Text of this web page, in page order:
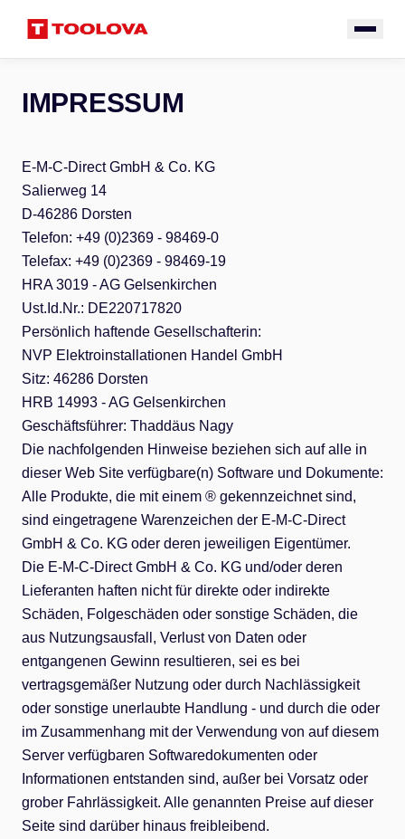
IMPRESSUM
E-M-C-Direct GmbH & Co. KG
Salierweg 14
D-46286 Dorsten
Telefon: +49 (0)2369 - 98469-0
Telefax: +49 (0)2369 - 98469-19
HRA 3019 - AG Gelsenkirchen
Ust.Id.Nr.: DE220717820
Persönlich haftende Gesellschafterin:
NVP Elektroinstallationen Handel GmbH
Sitz: 46286 Dorsten
HRB 14993 - AG Gelsenkirchen
Geschäftsführer: Thaddäus Nagy
Die nachfolgenden Hinweise beziehen sich auf alle in
dieser Web Site verfügbare(n) Software und Dokumente:
Alle Produkte, die mit einem ® gekennzeichnet sind,
sind eingetragene Warenzeichen der E-M-C-Direct
GmbH & Co. KG oder deren jeweiligen Eigentümer.
Die E-M-C-Direct GmbH & Co. KG und/oder deren
Lieferanten haften nicht für direkte oder indirekte
Schäden, Folgeschäden oder sonstige Schäden, die
aus Nutzungsausfall, Verlust von Daten oder
entgangenen Gewinn resultieren, sei es bei
vertragsgemäßer Nutzung oder durch Nachlässigkeit
oder sonstige unerlaubte Handlung - und durch die oder
im Zusammenhang mit der Verwendung von auf diesem
Server verfügbaren Softwaredokumenten oder
Informationen entstanden sind, außer bei Vorsatz oder
grober Fahrlässigkeit. Alle genannten Preise auf dieser
Seite sind darüber hinaus freibleibend.